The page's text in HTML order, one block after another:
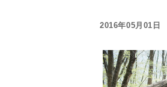
2016年05月01日